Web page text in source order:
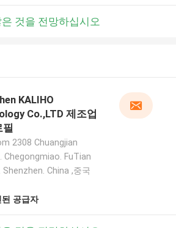
것을 전망하십시오
KALIHO
Co.,LTD 제조업
필
2308 Chuangjian
Chegongmiao. FuTian
China ,중국
된 공급자